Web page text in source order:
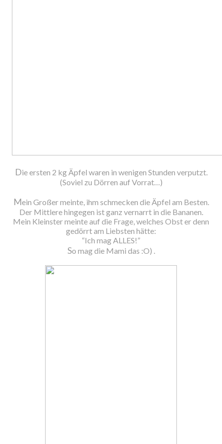
Die ersten 2 kg Äpfel waren in wenigen Stunden verputzt.
(Soviel zu Dörren auf Vorrat…)
Mein Großer meinte, ihm schmecken die Äpfel am Besten.
Der Mittlere hingegen ist ganz vernarrt in die Bananen.
Mein Kleinster meinte auf die Frage, welches Obst er denn
gedörrt am Liebsten hätte:
“Ich mag ALLES!”
So mag die Mami das :O) .